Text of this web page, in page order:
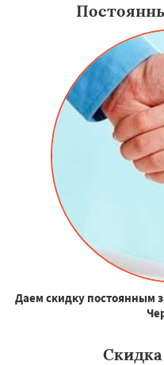
Даем скидку постоянным